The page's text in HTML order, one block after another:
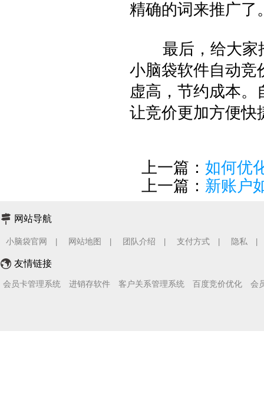
精确的词来推广了
最后，给大家
小脑袋软件自动竞
虚高，节约成本。
让竞价更加方便快
上一篇： 如何优
上一篇： 新账户
网站导航
小脑袋官网 网站地图 团队介绍 支付方式 隐私
友情链接
会员卡管理系统 进销存软件 客户关系管理系统 百度竞价优化 会